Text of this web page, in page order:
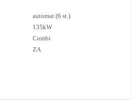
automat (6 st.)
135kW
Combi
ZA